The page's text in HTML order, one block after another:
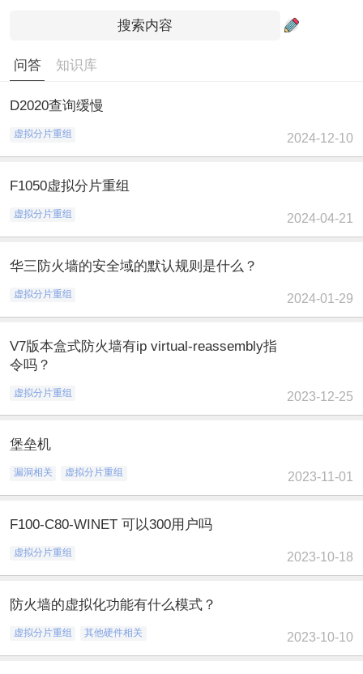
问答 知识库
D2020查询缓慢
虚拟分片重组 2024-12-10
F1050虚拟分片重组
虚拟分片重组 2024-04-21
华三防火墙的安全域的默认规则是什么？
虚拟分片重组 2024-01-29
V7版本盒式防火墙有ip virtual-reassembly指
令吗？
虚拟分片重组 2023-12-25
堡垒机
漏洞相关 虚拟分片重组 2023-11-01
F100-C80-WINET 可以300用户吗
虚拟分片重组 2023-10-18
防火墙的虚拟化功能有什么模式？
虚拟分片重组 其他硬件相关 2023-10-10